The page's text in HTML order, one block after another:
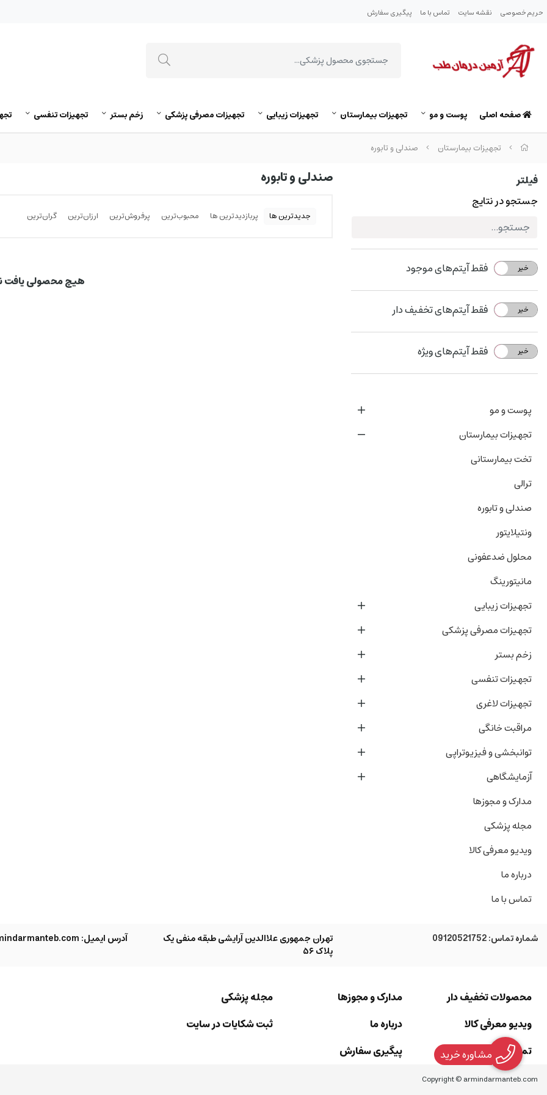
حریم خصوصی نقشه سایت تماس با ما پیگیری سفارش
صفحه اصلی پوست و مو تجهیزات بیمارستان تجهیزات زیبایی تجهیزات مصرفی پزشکی زخم بستر تجهیزات تنفسی
تجهیزات بیمارستان صندلی و تابوره
فیلتر
جستجو در نتایج
بله خیر فقط آیتم‌های موجود
بله خیر فقط آیتم‌های تخفیف دار
بله خیر فقط آیتم‌های ویژه
پوست و مو
تجهیزات بیمارستان
تخت بیمارستانی
ترالی
صندلی و تابوره
ونتیلایتور
محلول ضدعفونی
مانیتورینگ
تجهیزات زیبایی
تجهیزات مصرفی پزشکی
زخم بستر
تجهیزات تنفسی
تجهیزات لاغری
مراقبت خانگی
توانبخشی و فیزیوتراپی
آزمایشگاهی
مدارک و مجوزها
مجله پزشکی
ویدیو معرفی کالا
درباره ما
تماس با ما
صندلی و تابوره
جدیدترین ها پربازدیدترین ها محبوب‌‌ترین پرفروش‌ترین ارزان‌ترین گران‌ترین
هیچ محصولی یافت
شماره تماس:09120521752
تهران جمهوری علاالدین آرایشی طبقه منفی یک
پلاک ۵۶
آدرس ایمیل: info@armindarmanteb.com
محصولات تخفیف دار مدارک و مجوزها
مجله پزشکی
ویدیو معرفی کالا
درباره ما
ثبت شکایات در سایت
تماس با ما
پیگیری سفارش
Copyright © armindarmanteb.com
مشاوره خرید